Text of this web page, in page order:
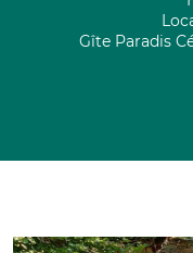
Gîte Paradis